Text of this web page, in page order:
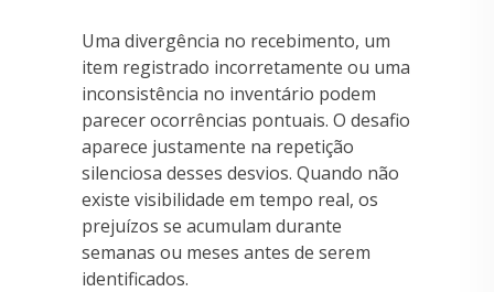
Uma divergência no recebimento, um
item registrado incorretamente ou uma
inconsistência no inventário podem
parecer ocorrências pontuais. O desafio
aparece justamente na repetição
silenciosa desses desvios. Quando não
existe visibilidade em tempo real, os
prejuízos se acumulam durante
semanas ou meses antes de serem
identificados.